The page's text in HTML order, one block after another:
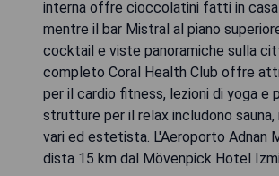
interna offre cioccolatini fatti in
mentre il bar Mistral al piano
cocktail e viste panoramiche sulla
completo Coral Health Club offre
per il cardio fitness, lezioni di yoga e
strutture per il relax includono sauna,
vari ed estetista. L'Aeroporto Adnan
dista 15 km dal Mövenpick Hotel